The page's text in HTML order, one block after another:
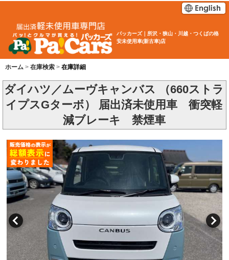
パッカーズ｜所沢・狭山・川越・つくばの格
安未使用車(新古車)店
ホーム 在庫検索 在庫詳細
ダイハツ／ムーヴキャンバス （660ストラ
イプスGターボ） 届出済未使用車 衝突軽
減ブレーキ 禁煙車